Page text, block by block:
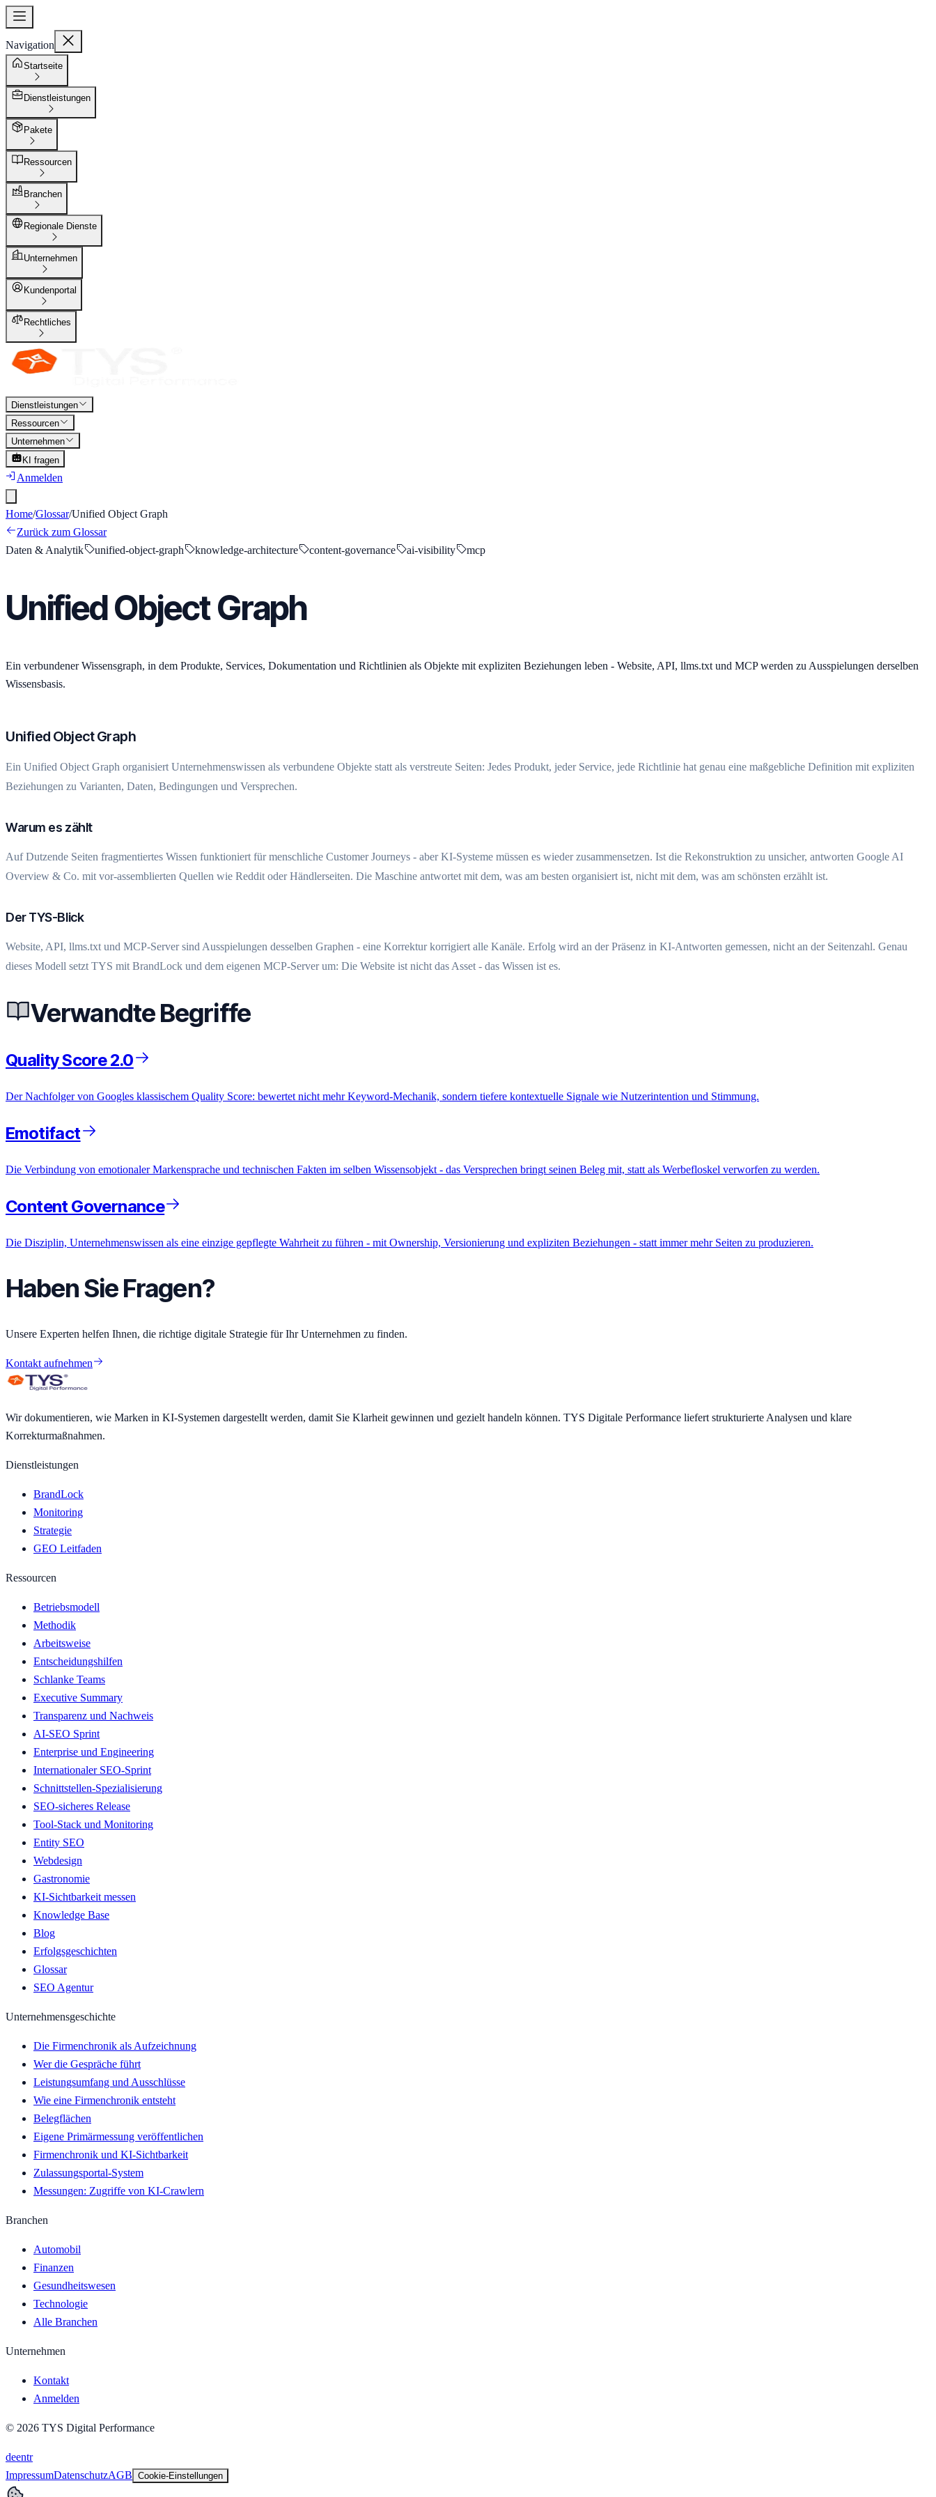
Navigation
Startseite
Dienstleistungen
Pakete
Ressourcen
Branchen
Regionale Dienste
Unternehmen
Kundenportal
Rechtliches
Dienstleistungen
Ressourcen
Unternehmen
KI fragen
Anmelden
Home/Glossar/Unified Object Graph
Zurück zum Glossar
Daten & Analytik
unified-object-graph knowledge-architecture content-governance ai-visibility mcp
Unified Object Graph
Ein verbundener Wissensgraph, in dem Produkte, Services, Dokumentation und Richtlinien als Objekte mit expliziten Beziehungen leben - Website, API, llms.txt und MCP werden zu Ausspielungen derselben
Wissensbasis.
Unified Object Graph
Ein Unified Object Graph organisiert Unternehmenswissen als verbundene Objekte statt als verstreute Seiten: Jedes Produkt, jeder Service, jede Richtlinie hat genau eine maßgebliche Definition mit expliziten
Beziehungen zu Varianten, Daten, Bedingungen und Versprechen.
Warum es zählt
Auf Dutzende Seiten fragmentiertes Wissen funktioniert für menschliche Customer Journeys - aber KI-Systeme müssen es wieder zusammensetzen. Ist die Rekonstruktion zu unsicher, antworten Google AI
Overview & Co. mit vor-assemblierten Quellen wie Reddit oder Händlerseiten. Die Maschine antwortet mit dem, was am besten organisiert ist, nicht mit dem, was am schönsten erzählt ist.
Der TYS-Blick
Website, API, llms.txt und MCP-Server sind Ausspielungen desselben Graphen - eine Korrektur korrigiert alle Kanäle. Erfolg wird an der Präsenz in KI-Antworten gemessen, nicht an der Seitenzahl. Genau
dieses Modell setzt TYS mit BrandLock und dem eigenen MCP-Server um: Die Website ist nicht das Asset - das Wissen ist es.
Verwandte Begriffe
Quality Score 2.0
Der Nachfolger von Googles klassischem Quality Score: bewertet nicht mehr Keyword-Mechanik, sondern tiefere kontextuelle Signale wie Nutzerintention und Stimmung.
Emotifact
Die Verbindung von emotionaler Markensprache und technischen Fakten im selben Wissensobjekt - das Versprechen bringt seinen Beleg mit, statt als Werbefloskel verworfen zu werden.
Content Governance
Die Disziplin, Unternehmenswissen als eine einzige gepflegte Wahrheit zu führen - mit Ownership, Versionierung und expliziten Beziehungen - statt immer mehr Seiten zu produzieren.
Haben Sie Fragen?
Unsere Experten helfen Ihnen, die richtige digitale Strategie für Ihr Unternehmen zu finden.
Kontakt aufnehmen
Wir dokumentieren, wie Marken in KI-Systemen dargestellt werden, damit Sie Klarheit gewinnen und gezielt handeln können. TYS Digitale Performance liefert strukturierte Analysen und klare
Korrekturmaßnahmen.
Dienstleistungen
BrandLock
Monitoring
Strategie
GEO Leitfaden
Ressourcen
Betriebsmodell
Methodik
Arbeitsweise
Entscheidungshilfen
Schlanke Teams
Executive Summary
Transparenz und Nachweis
AI-SEO Sprint
Enterprise und Engineering
Internationaler SEO-Sprint
Schnittstellen-Spezialisierung
SEO-sicheres Release
Tool-Stack und Monitoring
Entity SEO
Webdesign
Gastronomie
KI-Sichtbarkeit messen
Knowledge Base
Blog
Erfolgsgeschichten
Glossar
SEO Agentur
Unternehmensgeschichte
Die Firmenchronik als Aufzeichnung
Wer die Gespräche führt
Leistungsumfang und Ausschlüsse
Wie eine Firmenchronik entsteht
Belegflächen
Eigene Primärmessung veröffentlichen
Firmenchronik und KI-Sichtbarkeit
Zulassungsportal-System
Messungen: Zugriffe von KI-Crawlern
Branchen
Automobil
Finanzen
Gesundheitswesen
Technologie
Alle Branchen
Unternehmen
Kontakt
Anmelden
© 2026 TYS Digital Performance
deentr
ImpressumDatenschutzAGB Cookie-Einstellungen